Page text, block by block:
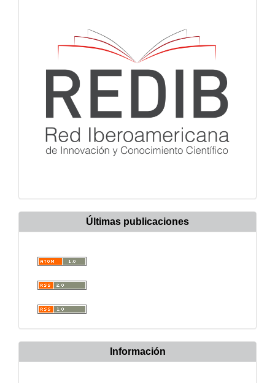
Últimas publicaciones
Información